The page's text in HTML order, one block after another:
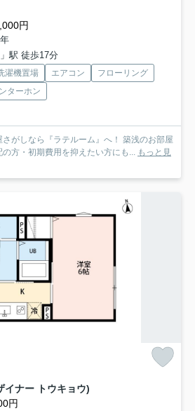
円
駅 徒歩17分
濯機置場 エアコン
フローリング
ターホン
さがしなら『ラテルーム』へ！ 築浅のお部屋
方・初期費用を抑えたい方にも... もっと見
ナー トウキョウ)
円